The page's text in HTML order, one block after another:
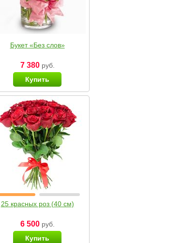
Букет «Без слов»
7 380руб.
Купить
25 красных роз (40 см)
6 500руб.
Купить